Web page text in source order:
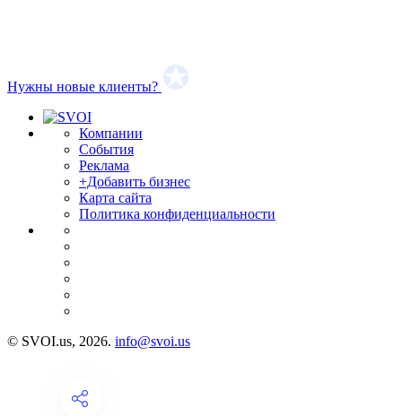
Нужны новые клиенты?
Компании
События
Реклама
+Добавить бизнес
Карта сайта
Политика конфиденциальности
© SVOI.us, 2026. info@svoi.us